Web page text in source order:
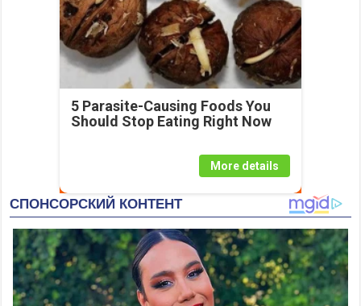
5 Parasite-Causing Foods You
Should Stop Eating Right Now
More details